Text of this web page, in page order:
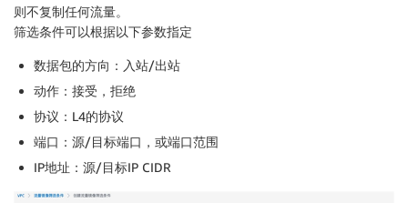
则不复制任何流量。
筛选条件可以根据以下参数指定
数据包的方向：入站/出站
动作：接受，拒绝
协议：L4的协议
端口：源/目标端口，或端口范围
IP地址：源/目标IP CIDR